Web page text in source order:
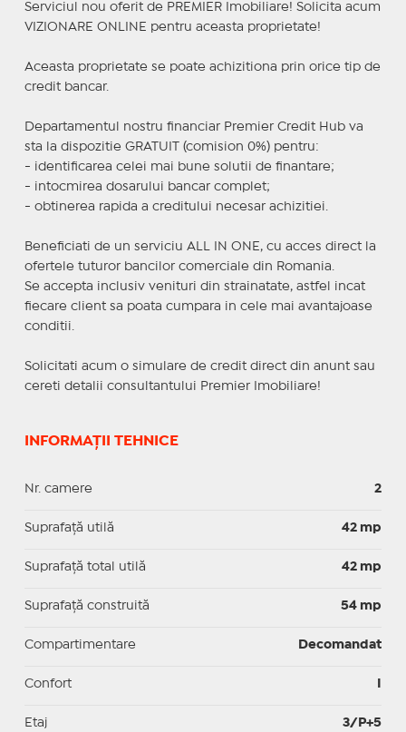
Serviciul nou oferit de PREMIER Imobiliare! Solicita acum
VIZIONARE ONLINE pentru aceasta proprietate!
Aceasta proprietate se poate achizitiona prin orice tip de
credit bancar.
Departamentul nostru financiar Premier Credit Hub va
sta la dispozitie GRATUIT (comision 0%) pentru:
- identificarea celei mai bune solutii de finantare;
- intocmirea dosarului bancar complet;
- obtinerea rapida a creditului necesar achizitiei.
Beneficiati de un serviciu ALL IN ONE, cu acces direct la
ofertele tuturor bancilor comerciale din Romania.
Se accepta inclusiv venituri din strainatate, astfel incat
fiecare client sa poata cumpara in cele mai avantajoase
conditii.
Solicitati acum o simulare de credit direct din anunt sau
cereti detalii consultantului Premier Imobiliare!
INFORMAȚII TEHNICE
Nr. camere 2
Suprafaţă utilă 42 mp
Suprafaţă total utilă 42 mp
Suprafaţă construită 54 mp
Compartimentare Decomandat
Confort
Etaj 3/P+5